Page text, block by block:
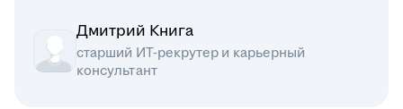
Дмитрий Книга
старший ИТ-рекрутер и карьерный
консультант